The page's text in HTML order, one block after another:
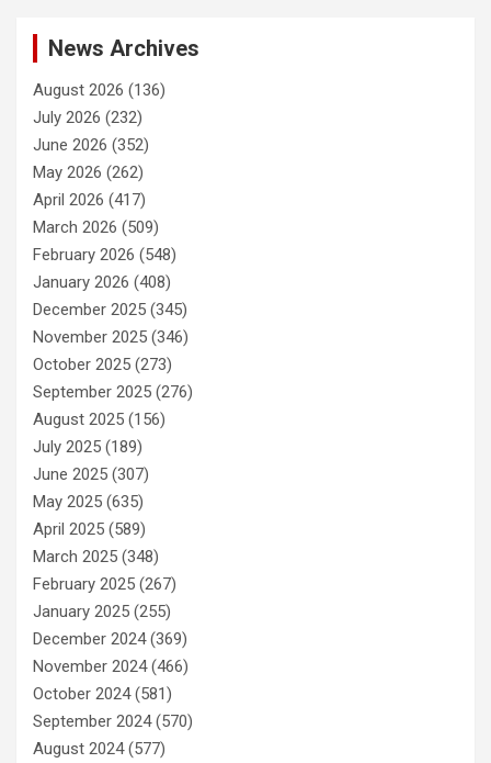
News Archives
August 2026 (136)
July 2026 (232)
June 2026 (352)
May 2026 (262)
April 2026 (417)
March 2026 (509)
February 2026 (548)
January 2026 (408)
December 2025 (345)
November 2025 (346)
October 2025 (273)
September 2025 (276)
August 2025 (156)
July 2025 (189)
June 2025 (307)
May 2025 (635)
April 2025 (589)
March 2025 (348)
February 2025 (267)
January 2025 (255)
December 2024(369)
November 2024(466)
October 2024(581)
September 2024(570)
August 2024(577)